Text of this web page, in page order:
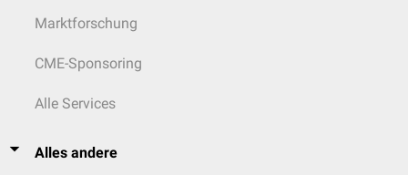
Marktforschung
CME-Sponsoring
Alle Services
Alles andere